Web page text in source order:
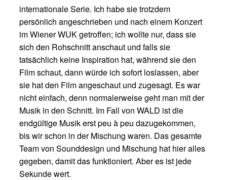
internationale Serie. Ich habe sie trotzdem
persönlich angeschrieben und nach einem Konzert
im Wiener WUK getroffen; ich wollte nur, dass sie
sich den Rohschnitt anschaut und falls sie
tatsächlich keine Inspiration hat, während sie den
Film schaut, dann würde ich sofort loslassen, aber
sie hat den Film angeschaut und zugesagt. Es war
nicht einfach, denn normalerweise geht man mit der
Musik in den Schnitt. Im Fall von WALD ist die
endgültige Musik erst peu à peu dazugekommen,
bis wir schon in der Mischung waren. Das gesamte
Team von Sounddesign und Mischung hat hier alles
gegeben, damit das funktioniert. Aber es ist jede
Sekunde wert.